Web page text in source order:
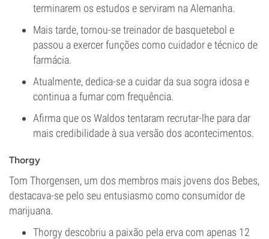
terminarem os estudos e serviram na Alemanha.
Mais tarde, tornou-se treinador de basquetebol e
passou a exercer funções como cuidador e técnico de
farmácia.
Atualmente, dedica-se a cuidar da sua sogra idosa e
continua a fumar com frequência.
Afirma que os Waldos tentaram recrutar-lhe para dar
mais credibilidade à sua versão dos acontecimentos.
Thorgy
Tom Thorgensen, um dos membros mais jovens dos Bebes,
destacava-se pelo seu entusiasmo como consumidor de
marijuana.
Thorgy descobriu a paixão pela erva com apenas 12